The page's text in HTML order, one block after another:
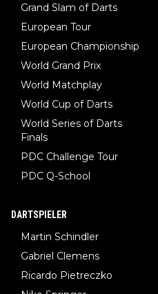
Grand Slam of Darts
European Tour
European Championship
World Grand Prix
World Matchplay
World Cup of Darts
World Series of Darts
Finals
PDC Challenge Tour
PDC Q-School
DARTSPIELER
Martin Schindler
Gabriel Clemens
Ricardo Pietreczko